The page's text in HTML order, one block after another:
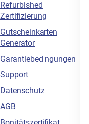
Refurbished
Zertifizierung
Gutscheinkarten
Generator
Garantiebedingungen
Support
Datenschutz
AGB